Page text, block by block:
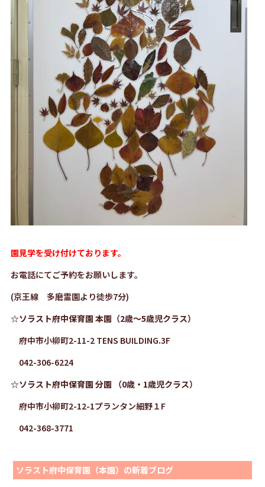
園見学を受け付けております。
お電話にてご予約をお願いします。
(京王線 多磨霊園より徒歩7分)
☆ソラスト府中保育園 本園（2歳～5歳児クラス）
府中市小柳町2-11-2 TENS BUILDING.3F
042-306-6224
☆ソラスト府中保育園 分園 （0歳・1歳児クラス）
府中市小柳町2-12-1プランタン細野１F
042-368-3771
ソラスト府中保育園（本園）の新着ブログ